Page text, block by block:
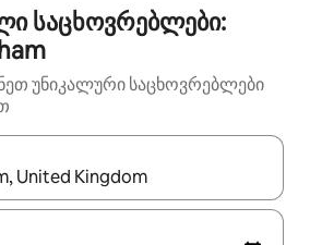
საცხოვრებლები:
უნიკალური საცხოვრებლები
გახდება, ნავიგაციისთვის